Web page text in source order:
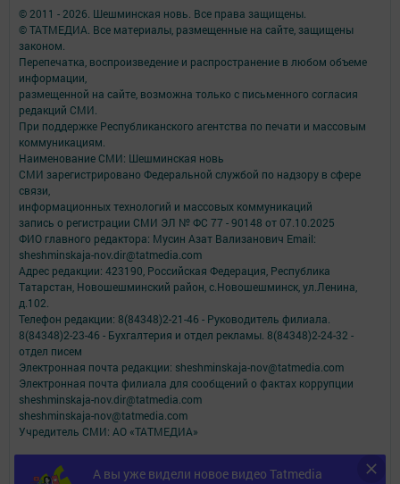
А вы уже видели новое видео Tatmedia
© 2011 - 2026. Шешминская новь. Все права защищены.
© ТАТМЕДИА. Все материалы, размещенные на сайте, защищены
законом.
Перепечатка, воспроизведение и распространение в любом объеме
информации,
размещенной на сайте, возможна только с письменного согласия
редакций СМИ.
При поддержке Республиканского агентства по печати и массовым
коммуникациям.
Наименование СМИ: Шешминская новь
СМИ зарегистрировано Федеральной службой по надзору в сфере
связи,
информационных технологий и массовых коммуникаций
запись о регистрации СМИ ЭЛ № ФС 77 - 90148 от 07.10.2025
ФИО главного редактора: Мусин Азат Вализанович Email:
sheshminskaja-nov.dir@tatmedia.com
Адрес редакции: 423190, Российская Федерация, Республика
Татарстан, Новошешминский район, с.Новошешминск, ул.Ленина,
д.102.
Телефон редакции: 8(84348)2-21-46 - Руководитель филиала.
8(84348)2-23-46 - Бухгалтерия и отдел рекламы. 8(84348)2-24-32 -
отдел писем
Электронная почта редакции: sheshminskaja-nov@tatmedia.com
Электронная почта филиала для сообщений о фактах коррупции
sheshminskaja-nov.dir@tatmedia.com
sheshminskaja-nov@tatmedia.com
Учредитель СМИ: АО «ТАТМЕДИА»
Антикоррупционная политика
АО «ТАТМЕДИА» использует «cookie»для персонализации сервисов и